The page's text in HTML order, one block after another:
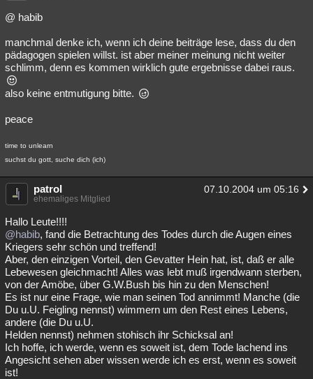
@ habib
manchmal denke ich, wenn ich deine beiträge lese, dass du den
pädagogen spielen willst. ist aber meiner meinung nicht weiter
schlimm, denn es kommen wirklich gute ergebnisse dabei raus.
also keine entmutigung bitte.
peace
time to unlearn
suchst du gott, suche dich (ich)
patrol 07.10.2004 um 05:16
ehemaliges Mitglied
Hallo Leute!!!!
@habib, fand die Betrachtung des Todes durch die Augen eines
Kriegers sehr schön und treffend!
Aber, den einzigen Vorteil, den Gevatter Hein hat, ist, daß er alle
Lebewesen gleichmacht! Alles was lebt muß irgendwann sterben,
von der Amöbe, über G.W.Bush bis hin zu den Menschen!
Es ist nur eine Frage, wie man seinen Tod annimmt! Manche (die
Du u.U. Feigling nennst) wimmern um den Rest eines Lebens,
andere (die Du u.U.
Helden nennst) nehmen stohisch ihr Schicksal an!
Ich hoffe, ich werde, wenn es soweit ist, dem Tode lachend ins
Angesicht sehen aber wissen werde ich es erst, wenn es soweit
ist!